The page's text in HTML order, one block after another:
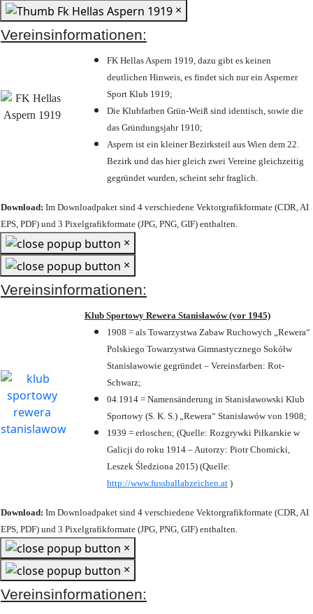
×
Vereinsinformationen:
FK Hellas Aspern 1919, dazu gibt es keinen
deutlichen Hinweis, es findet sich nur ein Asperner
Sport Klub 1919;
Die Klubfarben Grün-Weiß sind identisch, sowie die
das Gründungsjahr 1910;
Aspern ist ein kleiner Bezirksteil aus Wien dem 22.
Bezirk und das hier gleich zwei Vereine gleichzeitig
gegründet wurden, scheint sehr fraglich.
Download: Im Downloadpaket sind 4 verschiedene Vektorgrafikformate (CDR, AI
EPS, PDF) und 3 Pixelgrafikformate (JPG, PNG, GIF) enthalten.
×
×
Vereinsinformationen:
Klub Sportowy Rewera Stanisławów (vor 1945)
1908 = als Towarzystwa Zabaw Ruchowych „Rewera“
Polskiego Towarzystwa Gimnastycznego Sokółw
Stanisławowie gegründet – Vereinsfarben: Rot-
Schwarz;
04.1914 = Namensänderung in Stanisławowski Klub
Sportowy (S. K. S.) „Rewera“ Stanisławów von 1908;
1939 = erloschen; (Quelle: Rozgrywki Piłkarskie w
Galicji do roku 1914 – Autorzy: Piotr Chomicki,
Leszek Śledziona 2015) (Quelle:
http://www.fussballabzeichen.at )
Download: Im Downloadpaket sind 4 verschiedene Vektorgrafikformate (CDR, AI
EPS, PDF) und 3 Pixelgrafikformate (JPG, PNG, GIF) enthalten.
×
×
Vereinsinformationen: